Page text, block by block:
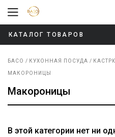
КАТАЛОГ ТОВАРОВ
БАСО КУХОННАЯ ПОСУДА
МАКОРОНИЦЫ
Макороницы
В этой категории нет ни